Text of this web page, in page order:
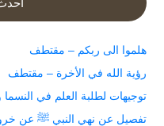
هلموا الى ربكم – مقتطف
رؤية الله في الأخرة – مقتطف
توجيهات لطلبة العلم في النسما و
تفصيل عن نهي النبي ﷺ عن